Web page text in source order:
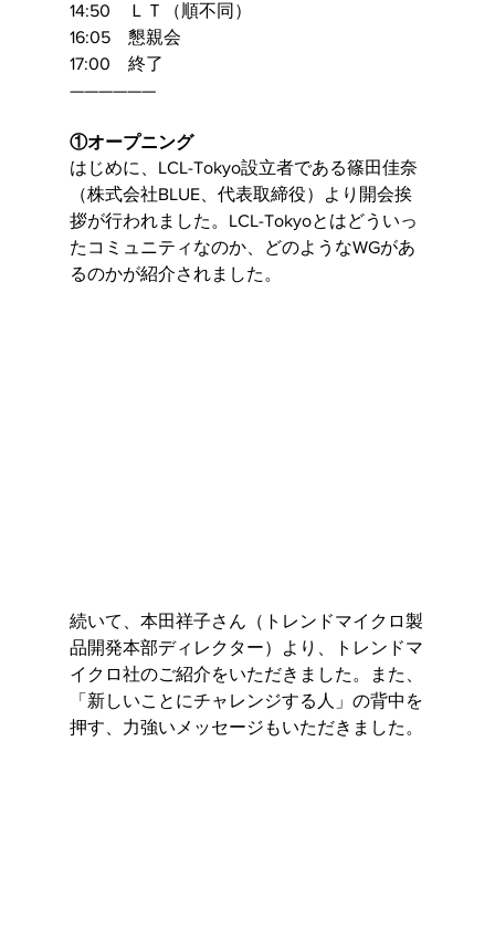
14:50　ＬＴ（順不同）
16:05　懇親会
17:00　終了
——————
①オープニング
はじめに、LCL-Tokyo設立者である篠田佳奈
（株式会社BLUE、代表取締役）より開会挨
拶が行われました。LCL-Tokyoとはどういっ
たコミュニティなのか、どのようなWGがあ
るのかが紹介されました。
続いて、本田祥子さん（トレンドマイクロ製
品開発本部ディレクター）より、トレンドマ
イクロ社のご紹介をいただきました。また、
「新しいことにチャレンジする人」の背中を
押す、力強いメッセージもいただきました。